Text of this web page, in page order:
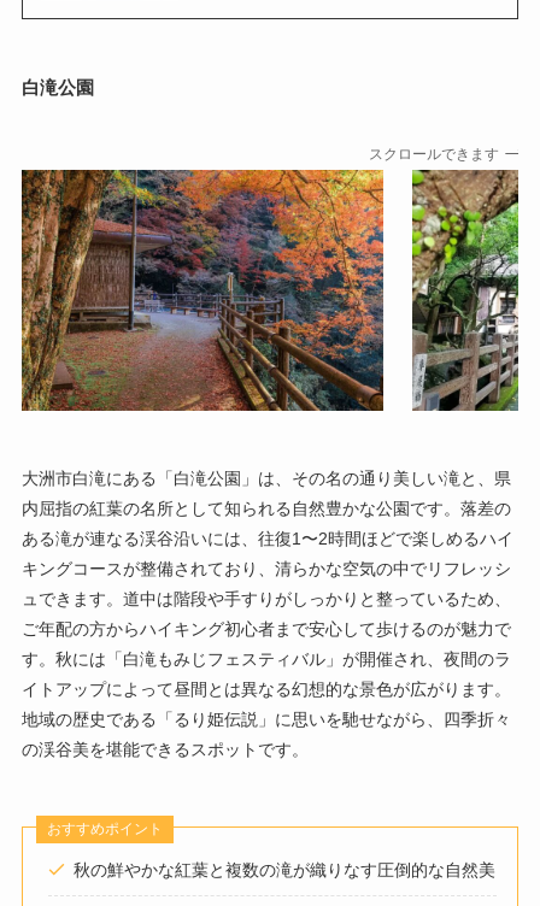
白滝公園
スクロールできます
大洲市白滝にある「白滝公園」は、その名の通り美しい滝と、県
内屈指の紅葉の名所として知られる自然豊かな公園です。落差の
ある滝が連なる渓谷沿いには、往復1〜2時間ほどで楽しめるハイ
キングコースが整備されており、清らかな空気の中でリフレッシ
ュできます。道中は階段や手すりがしっかりと整っているため、
ご年配の方からハイキング初心者まで安心して歩けるのが魅力で
す。秋には「白滝もみじフェスティバル」が開催され、夜間のラ
イトアップによって昼間とは異なる幻想的な景色が広がります。
地域の歴史である「るり姫伝説」に思いを馳せながら、四季折々
の渓谷美を堪能できるスポットです。
おすすめポイント
秋の鮮やかな紅葉と複数の滝が織りなす圧倒的な自然美